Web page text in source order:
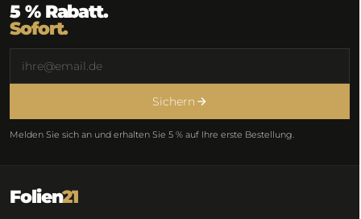
5 % Rabatt.
Sofort.
Sichern
Melden Sie sich an und erhalten Sie 5 % auf Ihre erste Bestellung.
Folien21